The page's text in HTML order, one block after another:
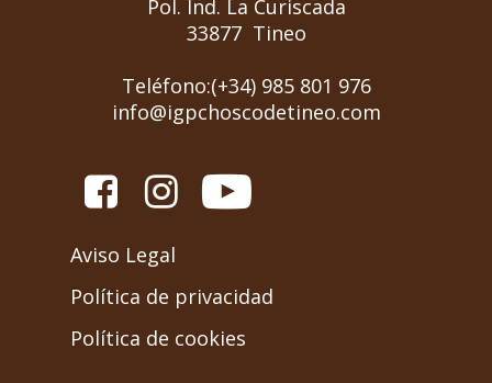
Pol. Ind. La Curiscada
33877 Tineo
Teléfono:(+34) 985 801 976
info@igpchoscodetineo.com
Aviso Legal
Política de privacidad
Política de cookies